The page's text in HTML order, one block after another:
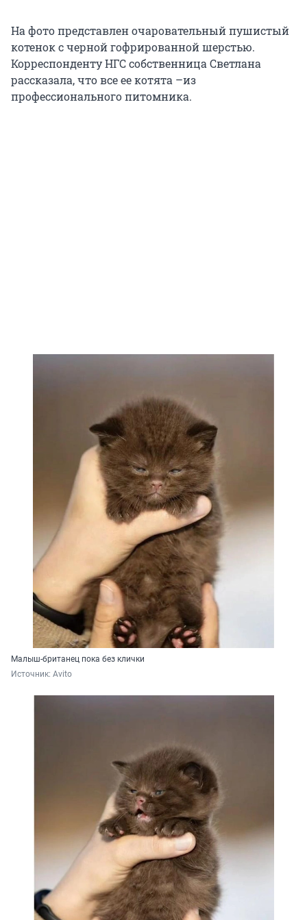
На фото представлен очаровательный пушистый
котенок с черной гофрированной шерстью.
Корреспонденту НГС собственница Светлана
рассказала, что все ее котята –из
профессионального питомника.
Малыш-британец пока без клички
Источник: Avito